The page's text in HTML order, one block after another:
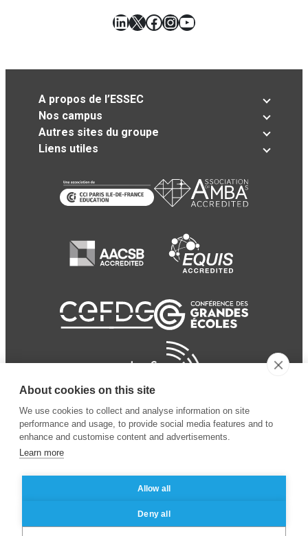
LinkedIn
X Facebook
Instagram
YouTube
A propos de l’ESSEC
Nos campus
Autres sites du groupe
Liens utiles
Business School
Mentions légales
des données personnelles
About cookies on this site
We use cookies to collect and analyse information on site
performance and usage, to provide social media features and to
enhance and customise content and advertisements.
Learn more
Allow all
Deny all